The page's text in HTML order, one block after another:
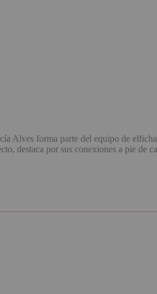
Alves forma parte del equipo de
destaca por sus conexiones a pie de